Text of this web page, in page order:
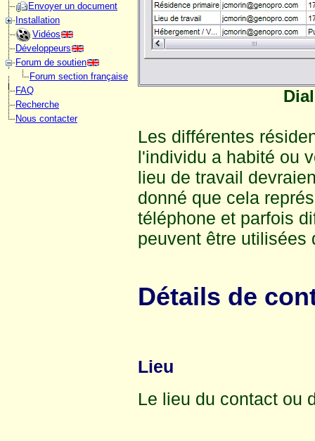
Envoyer un document
Installation
Vidéos
Développeurs
Forum de soutien
Forum section française
FAQ
Recherche
Nous contacter
Les différentes
l'individu a habité ou
lieu de travail
donné que cela
téléphone et parfois
peuvent être utilisées
Détails de
Lieu
Le lieu du contact ou